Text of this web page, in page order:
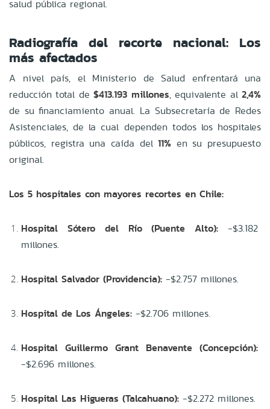
salud pública regional.
Radiografía del recorte nacional: Los
más afectados
A nivel país, el Ministerio de Salud enfrentará una
reducción total de$413.193 millones, equivalente al2,4%
de su financiamiento anual. La Subsecretaría de Redes
Asistenciales, de la cual dependen todos los hospitales
públicos, registra una caída del11% en su presupuesto
original.
Los 5 hospitales con mayores recortes en Chile:
Hospital Sótero del Río (Puente Alto): -$3.182
millones.
Hospital Salvador (Providencia): -$2.757 millones.
Hospital de Los Ángeles: -$2.706 millones.
Hospital Guillermo Grant Benavente (Concepción):
-$2.696 millones.
Hospital Las Higueras (Talcahuano): -$2.272 millones.